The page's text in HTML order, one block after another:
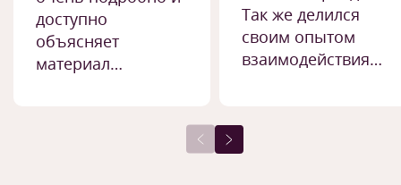
доступно
объясняет
материал…
Так же делился
своим опытом
взаимодействия…